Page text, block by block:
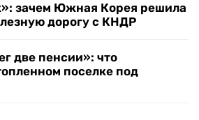
зачем Южная Корея решила
дорогу с КНДР
две пенсии»: что
поселке под